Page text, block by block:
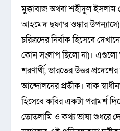
মুক্কাবাজ অথবা শহীদুল ইসলাম
আহমেদ ছফা’র ওঙ্কার
চরিত্রদের নির্বাক হিসেবে
কোন সংলাপ ছিলো না)।
শরণার্থী, ভারতের উত্তর
আন্দোলনের প্রতীক। বাক
হিসেবে কবির একটা পরামর্শ
তোতলামি ও কথ্য ভাষা শুধরে